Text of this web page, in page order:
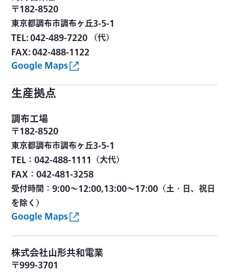
〒182-8520
東京都調布市調布ヶ丘3-5-1
TEL: 042-489-7220 （代）
FAX: 042-488-1122
Google Maps
生産拠点
調布工場
〒182-8520
東京都調布市調布ヶ丘3-5-1
TEL：042-488-1111（大代）
FAX：042-481-3258
受付時間：9:00～12:00,13:00～17:00（土・日、祝日
を除く）
Google Maps
株式会社山形共和電業
〒999-3701